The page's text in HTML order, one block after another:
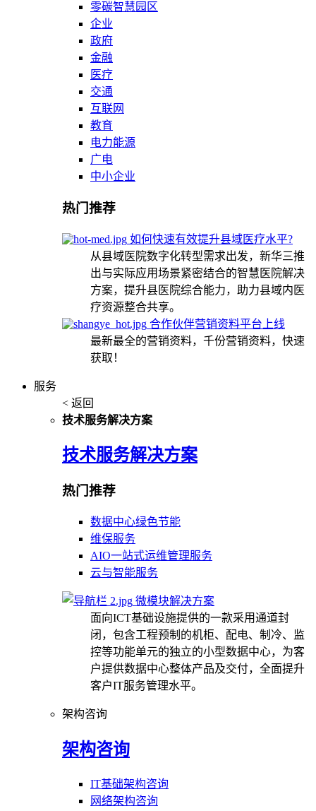
零碳智慧园区
企业
政府
金融
医疗
交通
互联网
教育
电力能源
广电
中小企业
热门推荐
如何快速有效提升县域医疗水平?
从县域医院数字化转型需求出发，新华三推
出与实际应用场景紧密结合的智慧医院解决
方案，提升县医院综合能力，助力县域内医
疗资源整合共享。
合作伙伴营销资料平台上线
最新最全的营销资料，千份营销资料，快速
获取！
服务
< 返回
技术服务解决方案
技术服务解决方案
热门推荐
数据中心绿色节能
维保服务
AIO一站式运维管理服务
云与智能服务
微模块解决方案
面向ICT基础设施提供的一款采用通道封
闭，包含工程预制的机柜、配电、制冷、监
控等功能单元的独立的小型数据中心，为客
户提供数据中心整体产品及交付，全面提升
客户IT服务管理水平。
架构咨询
架构咨询
IT基础架构咨询
网络架构咨询